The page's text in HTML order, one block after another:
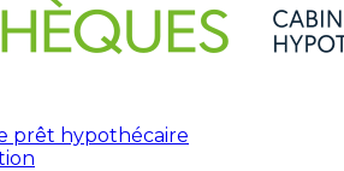
prêt hypothécaire